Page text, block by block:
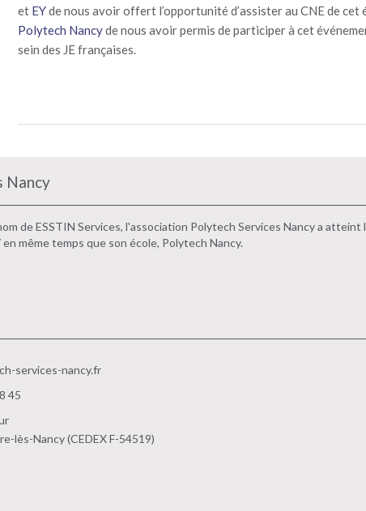
et EYde nous avoir offert l’opportunité d’assister au CNE de
Polytech Nancyde nous avoir permis de participer à cet
sein des JE françaises.
Nancy
de ESSTIN Services, l'association Polytech Services Nancy a
même temps que son école, Polytech Nancy.
services-nancy.fr
45
lès-Nancy (CEDEX F-54519)